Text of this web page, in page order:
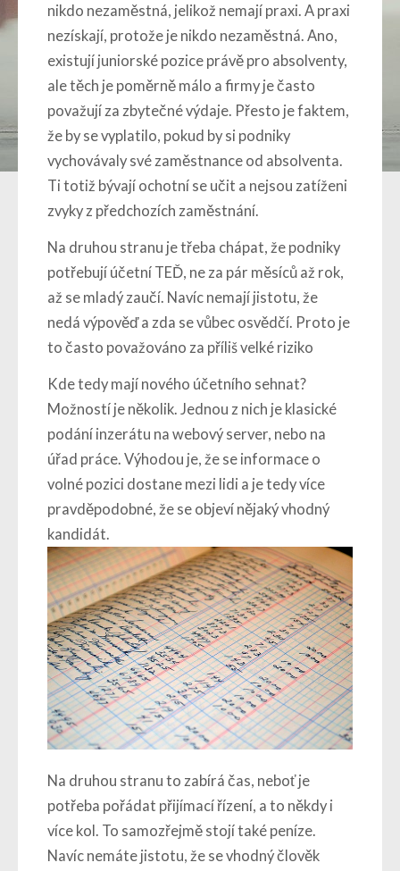
nikdo nezaměstná, jelikož nemají praxi. A praxi
nezískají, protože je nikdo nezaměstná. Ano,
existují juniorské pozice právě pro absolventy,
ale těch je poměrně málo a firmy je často
považují za zbytečné výdaje. Přesto je faktem,
že by se vyplatilo, pokud by si podniky
vychovávaly své zaměstnance od absolventa.
Ti totiž bývají ochotní se učit a nejsou zatíženi
zvyky z předchozích zaměstnání.
Na druhou stranu je třeba chápat, že podniky
potřebují účetní TEĎ, ne za pár měsíců až rok,
až se mladý zaučí. Navíc nemají jistotu, že
nedá výpověď a zda se vůbec osvědčí. Proto je
to často považováno za příliš velké riziko
Kde tedy mají nového účetního sehnat?
Možností je několik. Jednou z nich je klasické
podání inzerátu na webový server, nebo na
úřad práce. Výhodou je, že se informace o
volné pozici dostane mezi lidi a je tedy více
pravděpodobné, že se objeví nějaký vhodný
kandidát.
Na druhou stranu to zabírá čas, neboť je
potřeba pořádat přijímací řízení, a to někdy i
více kol. To samozřejmě stojí také peníze.
Navíc nemáte jistotu, že se vhodný člověk